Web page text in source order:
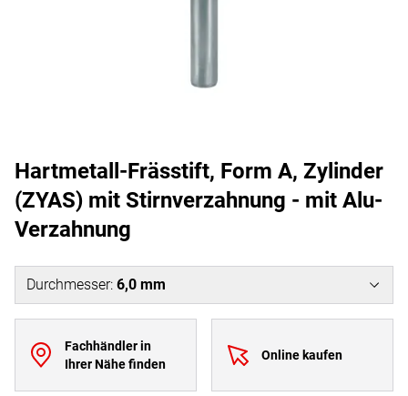
Hartmetall-Frässtift, Form A, Zylinder
(ZYAS) mit Stirnverzahnung - mit Alu-
Verzahnung
Durchmesser: 6,0 mm
Fachhändler in
Ihrer Nähe finden
Online kaufen